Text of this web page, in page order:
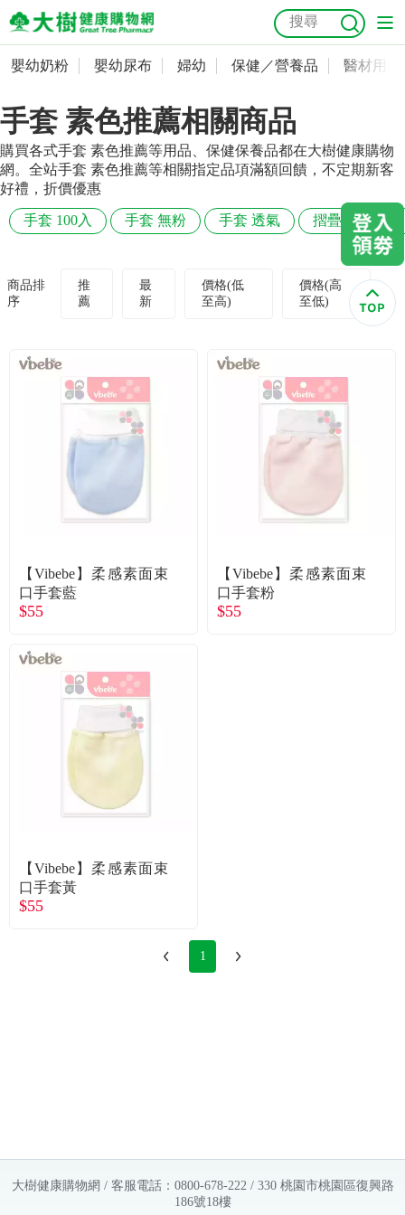
嬰幼奶粉
嬰幼尿布
婦幼
保健／營養品
美容／個人清潔
優惠活動
關於我們
合作提案
常見問題
折價券、紅利說明
抗菌 尿布 大樹獨家 益生菌 魚油 幼兒米餅
奶瓶奶嘴
會員資料及密碼修改
常用收件人清單
訂單查詢
收藏清單
優惠券領取
嬰幼奶粉 嬰幼尿布 婦幼 保健／營養品 醫材用品
手套 素色推薦相關商品
購買各式手套 素色推薦等用品、保健保養品都在大樹健康購物
網。全站手套 素色推薦等相關指定品項滿額回饋，不定期新客
好禮，折價優惠
手套 100入 手套 無粉 手套 透氣 摺疊 素色
商品排
序
推
薦
最
新
價格(低
至高)
價格(高
至低)
【Vibebe】柔感素面束
口手套藍
$55
【Vibebe】柔感素面束
口手套粉
$55
【Vibebe】柔感素面束
口手套黃
$55
1
大樹健康購物網 / 客服電話：0800-678-222 / 330 桃園市桃園區復興路
186號18樓